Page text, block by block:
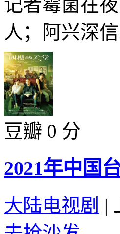
记者霉菌在
人；阿兴深
豆瓣 0 分
2021年中国
大陆电视剧 |